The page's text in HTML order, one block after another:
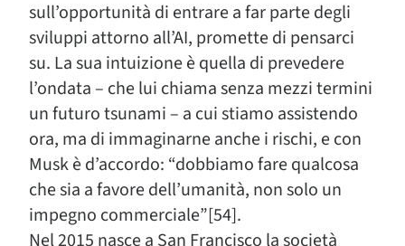
sull’opportunità di entrare a far parte degli
sviluppi attorno all’AI, promette di pensarci
su. La sua intuizione è quella di prevedere
l’ondata – che lui chiama senza mezzi termini
un futuro tsunami – a cui stiamo assistendo
ora, ma di immaginarne anche i rischi, e con
Musk è d’accordo: “dobbiamo fare qualcosa
che sia a favore dell’umanità, non solo un
impegno commerciale”[54].
Nel 2015 nasce a San Francisco la società